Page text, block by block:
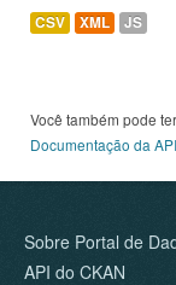
CSV XML JS
Você também pode
Documentação da API
Sobre Portal de
API do CKAN